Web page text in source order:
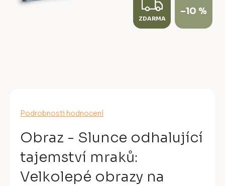
Průměrné
produktu
je
0,0
z
5
hvězdiček.
Podrobnosti hodnocení
Obraz - Slunce odhalující
tajemství mraků:
Velkolepé obrazy na
Z
D
ZDARMA
–10 %